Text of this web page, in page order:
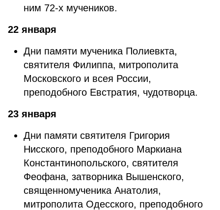
ним 72-х мучеников.
22 января
Дни памяти мученика Полиевкта,
святителя Филиппа, митрополита
Московского и всея России,
преподобного Евстратия, чудотворца.
23 января
Дни памяти святителя Григория
Нисского, преподобного Маркиана
Константинопольского, святителя
Феофана, затворника Вышенского,
священномученика Анатолия,
митрополита Одесского, преподобного